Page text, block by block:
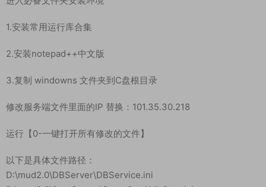
教程
测试系统：windows server 2019
测试服务器IP：192.168.2.166 （外网架设与局网架设方法一致）
解压服务端到D盘根目录：
D:\
进入必备文件夹安装环境